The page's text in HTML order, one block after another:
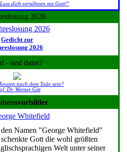
dich versöhnen mit Gott!"
2026
Gedicht zur
2026
- und dann?
nach dem Tode sein?
Dr. Werner Gitt
Namen "George Whitefield"
Gott die wohl größten
Welt unter seiner